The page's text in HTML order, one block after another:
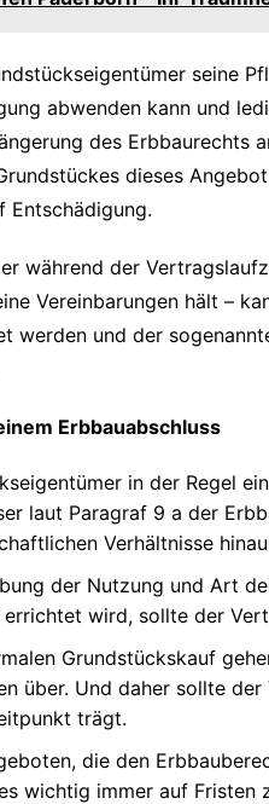
seine
abwenden kann und
des Erbbaurechts
dieses
Entschädigung.
während der
Vereinbarungen hält –
werden und der
Erbbauabschluss
in der Regel
laut Paragraf 9 a der
Verhältnisse
der Nutzung und Art
wird, sollte der
Grundstückskauf
über. Und daher sollte
trägt.
die den
wichtig immer auf Fristen